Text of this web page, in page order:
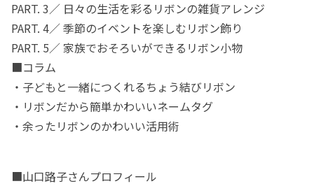
PART. 3／ 日々の生活を彩るリボンの雑貨アレンジ
PART. 4／ 季節のイベントを楽しむリボン飾り
PART. 5／ 家族でおそろいができるリボン小物
■コラム
・子どもと一緒につくれるちょう結びリボン
・リボンだから簡単かわいいネームタグ
・余ったリボンのかわいい活用術
■山口路子さんプロフィール